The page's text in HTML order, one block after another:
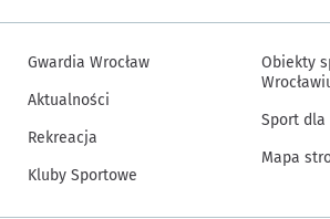
Gwardia Wrocław
Aktualności
Rekreacja
Kluby Sportowe
Obiekty
Sport dla
Mapa